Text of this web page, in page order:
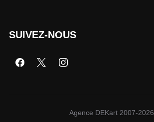
SUIVEZ-NOUS
Agence DEKart 2007-2026